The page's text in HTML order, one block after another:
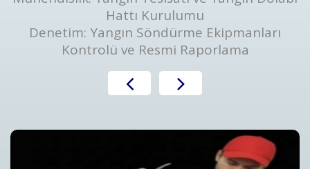
Hattı Kurulumu
Denetim: Yangın Söndürme Ekipmanları
Kontrolü ve Resmi Raporlama